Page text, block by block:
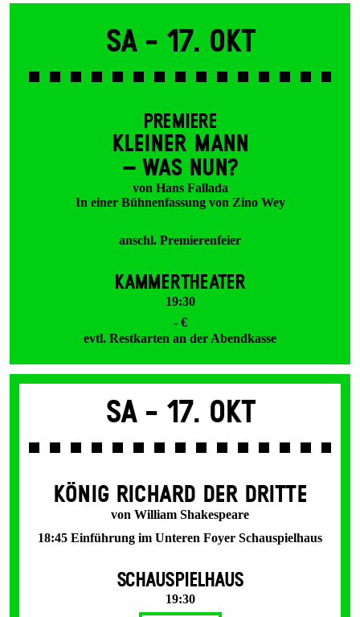
Sa - 17. Okt
PREMIERE
KLEINER MANN
– WAS NUN?
von Hans Fallada
In einer Bühnenfassung von Zino Wey
anschl. Premierenfeier
KAMMERTHEATER
19:30
- €
evtl. Restkarten an der Abendkasse
Sa - 17. Okt
KÖNIG RICHARD DER DRITTE
von William Shakespeare
18:45 Einführung im Unteren Foyer Schauspielhaus
SCHAUSPIELHAUS
19:30